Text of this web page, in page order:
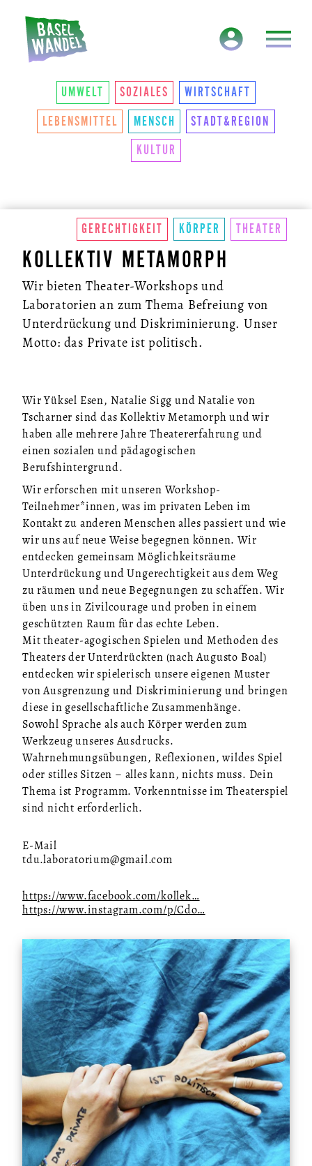
HAUPTNAVIGATION
THEMEN
UMWELT SOZIALES WIRTSCHAFT
LEBENSMITTEL MENSCH STADT&REGION
KULTUR
GERECHTIGKEIT KÖRPER THEATER
KOLLEKTIV METAMORPH
Wir bieten Theater-Workshops und
Laboratorien an zum Thema Befreiung von
Unterdrückung und Diskriminierung. Unser
Motto: das Private ist politisch.
Wir Yüksel Esen, Natalie Sigg und Natalie von
Tscharner sind das Kollektiv Metamorph und wir
haben alle mehrere Jahre Theatererfahrung und
einen sozialen und pädagogischen
Berufshintergrund.
Wir erforschen mit unseren Workshop-
Teilnehmer*innen, was im privaten Leben im
Kontakt zu anderen Menschen alles passiert und wie
wir uns auf neue Weise begegnen können. Wir
entdecken gemeinsam Möglichkeitsräume
Unterdrückung und Ungerechtigkeit aus dem Weg
zu räumen und neue Begegnungen zu schaffen. Wir
üben uns in Zivilcourage und proben in einem
geschützten Raum für das echte Leben.
Mit theater-agogischen Spielen und Methoden des
Theaters der Unterdrückten (nach Augusto Boal)
entdecken wir spielerisch unsere eigenen Muster
von Ausgrenzung und Diskriminierung und bringen
diese in gesellschaftliche Zusammenhänge.
Sowohl Sprache als auch Körper werden zum
Werkzeug unseres Ausdrucks.
Wahrnehmungsübungen, Reflexionen, wildes Spiel
oder stilles Sitzen – alles kann, nichts muss. Dein
Thema ist Programm. Vorkenntnisse im Theaterspiel
sind nicht erforderlich.
E-Mail
tdu.laboratorium@gmail.com
https://www.facebook.com/kollek…
https://www.instagram.com/p/Cdo…